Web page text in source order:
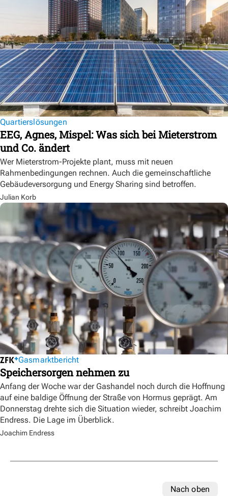
Quartierslösungen
EEG, Agnes, Mispel: Was sich bei Mieterstrom
und Co. ändert
Wer Mieterstrom-Projekte plant, muss mit neuen
Rahmenbedingungen rechnen. Auch die gemeinschaftliche
Gebäudeversorgung und Energy Sharing sind betroffen.
Julian Korb
Gasmarktbericht
Speichersorgen nehmen zu
Anfang der Woche war der Gashandel noch durch die Hoffnung
auf eine baldige Öffnung der Straße von Hormus geprägt. Am
Donnerstag drehte sich die Situation wieder, schreibt Joachim
Endress. Die Lage im Überblick.
Joachim Endress
Nach oben